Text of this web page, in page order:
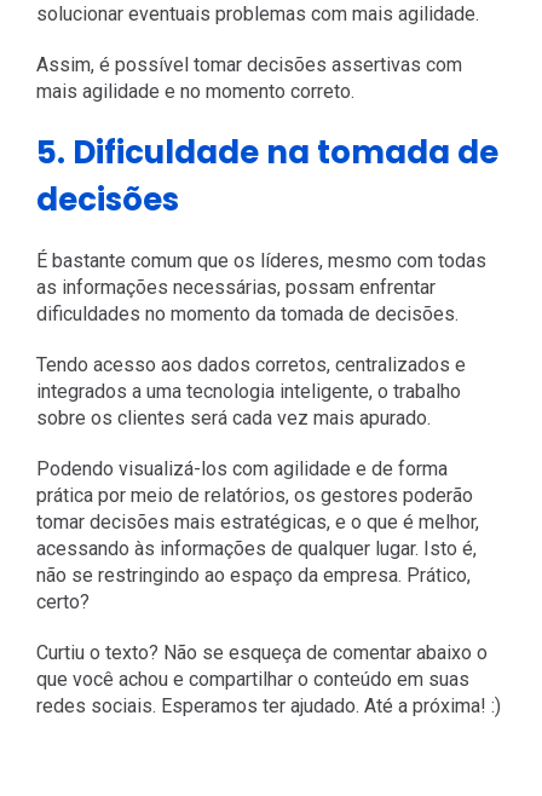
solucionar eventuais problemas com mais agilidade.
Assim, é possível tomar decisões assertivas com
mais agilidade e no momento correto.
5. Dificuldade na tomada de
decisões
É bastante comum que os líderes, mesmo com todas
as informações necessárias, possam enfrentar
dificuldades no momento da tomada de decisões.
Tendo acesso aos dados corretos, centralizados e
integrados a uma tecnologia inteligente, o trabalho
sobre os clientes será cada vez mais apurado.
Podendo visualizá-los com agilidade e de forma
prática por meio de relatórios, os gestores poderão
tomar decisões mais estratégicas, e o que é melhor,
acessando às informações de qualquer lugar. Isto é,
não se restringindo ao espaço da empresa. Prático,
certo?
Curtiu o texto? Não se esqueça de comentar abaixo o
que você achou e compartilhar o conteúdo em suas
redes sociais. Esperamos ter ajudado. Até a próxima! :)